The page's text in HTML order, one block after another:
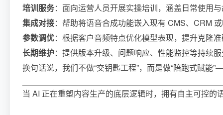
培训服务：面向运营人员开展实操培训，涵盖日常使用
集成对接：帮助将语音合成功能嵌入现有 CMS、CRM
参数调优：根据客户音频特点优化模型表现，提升克隆
长期维护：提供版本升级、问题响应、性能监控等持续
换句话说，我们不做“交钥匙工程”，而是做“陪跑式赋
当 AI 正在重塑内容生产的底层逻辑时，拥有自主可控